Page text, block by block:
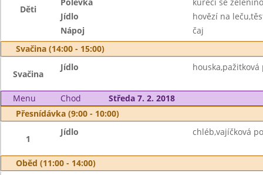
Děti
Jídlo
hovězí na
Nápoj
čaj
Svačina (14:00 - 15:00)
Svačina
Jídlo
Menu Chod
Středa 7. 2. 2018
Přesnídávka (9:00 - 10:00)
1
Jídlo chléb,vajíčková
Oběd (11:00 - 14:00)